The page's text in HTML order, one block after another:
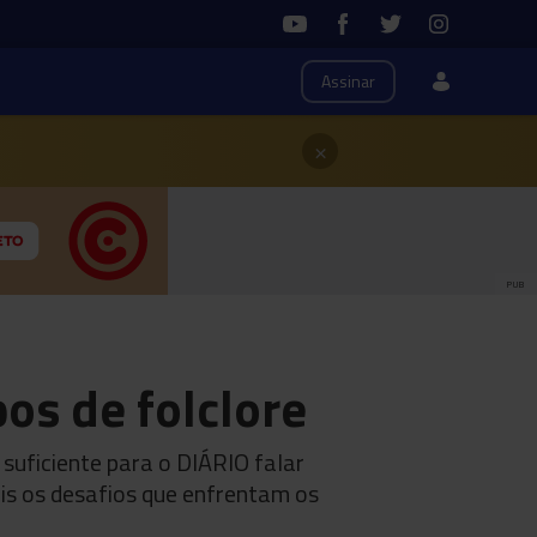
Assinar
×
PUB
de folclore
para o DIÁRIO falar
os desafios que enfrentam os